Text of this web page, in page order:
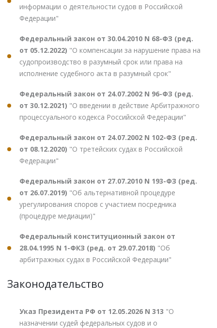
информации о деятельности судов в Российской
Федерации"
Федеральный закон от 30.04.2010 N 68-ФЗ (ред.
от 05.12.2022) "О компенсации за нарушение права на
судопроизводство в разумный срок или права на
исполнение судебного акта в разумный срок"
Федеральный закон от 24.07.2002 N 96-ФЗ (ред.
от 30.12.2021) "О введении в действие Арбитражного
процессуального кодекса Российской Федерации"
Федеральный закон от 24.07.2002 N 102-ФЗ (ред.
от 08.12.2020) "О третейских судах в Российской
Федерации"
Федеральный закон от 27.07.2010 N 193-ФЗ (ред.
от 26.07.2019) "Об альтернативной процедуре
урегулирования споров с участием посредника
(процедуре медиации)"
Федеральный конституционный закон от
28.04.1995 N 1-ФКЗ (ред. от 29.07.2018) "Об
арбитражных судах в Российской Федерации"
Законодательство
Указ Президента РФ от 12.05.2026 N 313 "О
назначении судей федеральных судов и о